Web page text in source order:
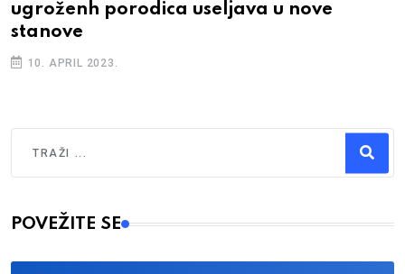
ugroženh porodica useljava u nove
stanove
10. APRIL 2023.
Type 2 or more characters for results.
POVEŽITE SE